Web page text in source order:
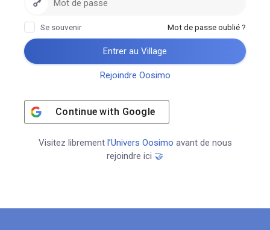
Se souvenir Mot de passe oublié ?
Entrer au Village
Rejoindre Oosimo
Continue with Google
Visitez librement l’Univers Oosimo avant de nous
rejoindre ici 🤝